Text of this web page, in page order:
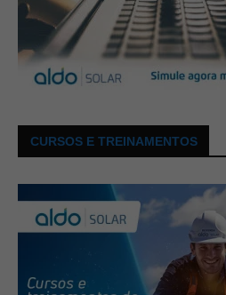
CURSOS E TREINAMENTOS